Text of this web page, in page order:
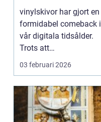
vinylskivor har gjort en
formidabel comeback i
vår digitala tidsålder.
Trots att
musikstreaming är m...
03 februari 2026